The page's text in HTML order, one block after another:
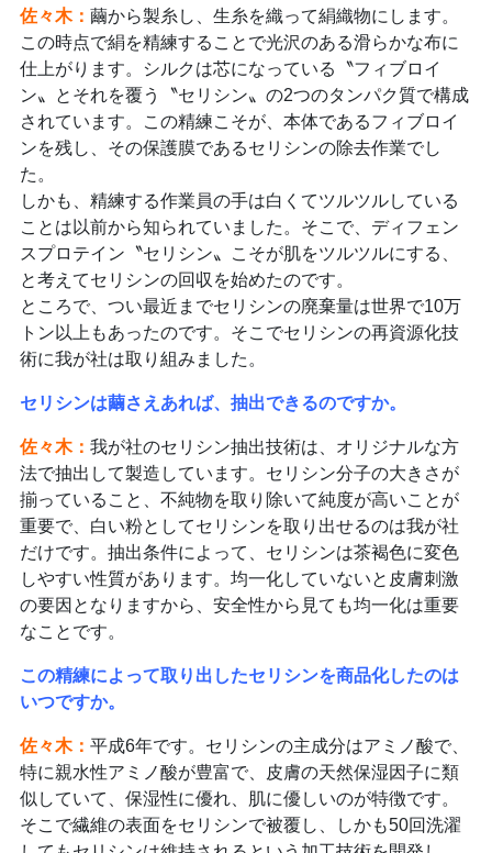
佐々木： 繭から製糸し、生糸を織って絹織物にします。
この時点で絹を精練することで光沢のある滑らかな布に
仕上がります。シルクは芯になっている〝フィブロイ
ン〟とそれを覆う〝セリシン〟の2つのタンパク質で構成
されています。この精練こそが、本体であるフィブロイ
ンを残し、その保護膜であるセリシンの除去作業でし
た。
しかも、精練する作業員の手は白くてツルツルしている
ことは以前から知られていました。そこで、ディフェン
スプロテイン〝セリシン〟こそが肌をツルツルにする、
と考えてセリシンの回収を始めたのです。
ところで、つい最近までセリシンの廃棄量は世界で10万
トン以上もあったのです。そこでセリシンの再資源化技
術に我が社は取り組みました。
セリシンは繭さえあれば、抽出できるのですか。
佐々木： 我が社のセリシン抽出技術は、オリジナルな方
法で抽出して製造しています。セリシン分子の大きさが
揃っていること、不純物を取り除いて純度が高いことが
重要で、白い粉としてセリシンを取り出せるのは我が社
だけです。抽出条件によって、セリシンは茶褐色に変色
しやすい性質があります。均一化していないと皮膚刺激
の要因となりますから、安全性から見ても均一化は重要
なことです。
この精練によって取り出したセリシンを商品化したのは
いつですか。
佐々木： 平成6年です。セリシンの主成分はアミノ酸で、
特に親水性アミノ酸が豊富で、皮膚の天然保湿因子に類
似していて、保湿性に優れ、肌に優しいのが特徴です。
そこで繊維の表面をセリシンで被覆し、しかも50回洗濯